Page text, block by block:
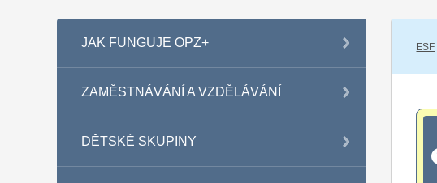
JAK FUNGUJE OPZ+
ZAMĚSTNÁVÁNÍ A VZDĚLÁVÁNÍ
DĚTSKÉ SKUPINY
ESF